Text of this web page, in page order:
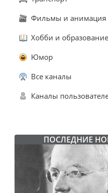
Фильмы и анимация
Хобби и образование
Юмор
Все каналы
Каналы
ПОСЛЕДНИЕ